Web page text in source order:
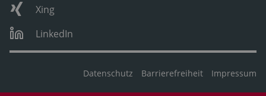
Xing
LinkedIn
Datenschutz Barrierefreiheit Impressum